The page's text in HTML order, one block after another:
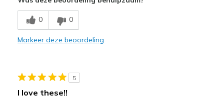
Washable
Minpunten
Haven't had long enough
Casual Wear
0 0
Markeer deze beoordeling
5
I love these!!